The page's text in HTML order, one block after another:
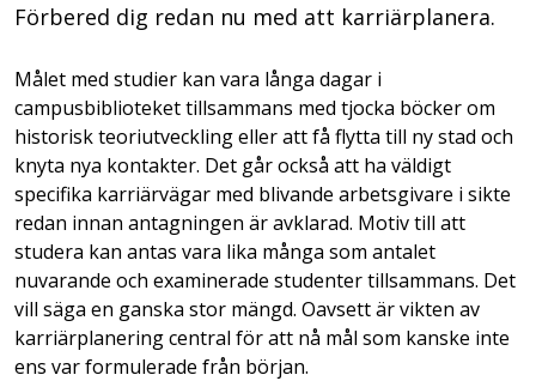
Förbered dig redan nu med att karriärplanera.
Målet med studier kan vara långa dagar i
campusbiblioteket tillsammans med tjocka böcker om
historisk teoriutveckling eller att få flytta till ny stad och
knyta nya kontakter. Det går också att ha väldigt
specifika karriärvägar med blivande arbetsgivare i sikte
redan innan antagningen är avklarad. Motiv till att
studera kan antas vara lika många som antalet
nuvarande och examinerade studenter tillsammans. Det
vill säga en ganska stor mängd. Oavsett är vikten av
karriärplanering central för att nå mål som kanske inte
ens var formulerade från början.